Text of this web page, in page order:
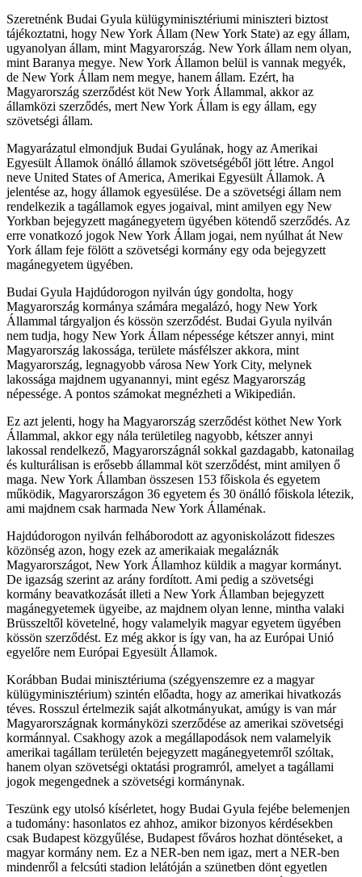
Szeretnénk Budai Gyula külügyminisztériumi miniszteri biztost
tájékoztatni, hogy New York Állam (New York State) az egy állam,
ugyanolyan állam, mint Magyarország. New York állam nem olyan,
mint Baranya megye. New York Államon belül is vannak megyék,
de New York Állam nem megye, hanem állam. Ezért, ha
Magyarország szerződést köt New York Állammal, akkor az
államközi szerződés, mert New York Állam is egy állam, egy
szövetségi állam.
Magyarázatul elmondjuk Budai Gyulának, hogy az Amerikai
Egyesült Államok önálló államok szövetségéből jött létre. Angol
neve United States of America, Amerikai Egyesült Államok. A
jelentése az, hogy államok egyesülése. De a szövetségi állam nem
rendelkezik a tagállamok egyes jogaival, mint amilyen egy New
Yorkban bejegyzett magánegyetem ügyében kötendő szerződés. Az
erre vonatkozó jogok New York Állam jogai, nem nyúlhat át New
York állam feje fölött a szövetségi kormány egy oda bejegyzett
magánegyetem ügyében.
Budai Gyula Hajdúdorogon nyilván úgy gondolta, hogy
Magyarország kormánya számára megalázó, hogy New York
Állammal tárgyaljon és kössön szerződést. Budai Gyula nyilván
nem tudja, hogy New York Állam népessége kétszer annyi, mint
Magyarország lakossága, területe másfélszer akkora, mint
Magyarország, legnagyobb városa New York City, melynek
lakossága majdnem ugyanannyi, mint egész Magyarország
népessége. A pontos számokat megnézheti a Wikipedián.
Ez azt jelenti, hogy ha Magyarország szerződést köthet New York
Állammal, akkor egy nála területileg nagyobb, kétszer annyi
lakossal rendelkező, Magyarországnál sokkal gazdagabb, katonailag
és kulturálisan is erősebb állammal köt szerződést, mint amilyen ő
maga. New York Államban összesen 153 főiskola és egyetem
működik, Magyarországon 36 egyetem és 30 önálló főiskola létezik,
ami majdnem csak harmada New York Államénak.
Hajdúdorogon nyilván felháborodott az agyoniskolázott fideszes
közönség azon, hogy ezek az amerikaiak megaláznák
Magyarországot, New York Államhoz küldik a magyar kormányt.
De igazság szerint az arány fordított. Ami pedig a szövetségi
kormány beavatkozását illeti a New York Államban bejegyzett
magánegyetemek ügyeibe, az majdnem olyan lenne, mintha valaki
Brüsszeltől követelné, hogy valamelyik magyar egyetem ügyében
kössön szerződést. Ez még akkor is így van, ha az Európai Unió
egyelőre nem Európai Egyesült Államok.
Korábban Budai minisztériuma (szégyenszemre ez a magyar
külügyminisztérium) szintén előadta, hogy az amerikai hivatkozás
téves. Rosszul értelmezik saját alkotmányukat, amúgy is van már
Magyarországnak kormányközi szerződése az amerikai szövetségi
kormánnyal. Csakhogy azok a megállapodások nem valamelyik
amerikai tagállam területén bejegyzett magánegyetemről szóltak,
hanem olyan szövetségi oktatási programról, amelyet a tagállami
jogok megengednek a szövetségi kormánynak.
Teszünk egy utolsó kísérletet, hogy Budai Gyula fejébe belemenjen
a tudomány: hasonlatos ez ahhoz, amikor bizonyos kérdésekben
csak Budapest közgyűlése, Budapest főváros hozhat döntéseket, a
magyar kormány nem. Ez a NER-ben nem igaz, mert a NER-ben
mindenről a felcsúti stadion lelátóján a szünetben dönt egyetlen